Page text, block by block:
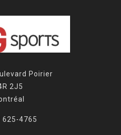
Poirier
2J5
625-4765